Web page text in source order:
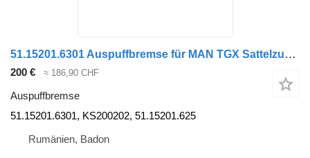
51.15201.6301 Auspuffbremse für MAN TGX Sattelzugmaschine
200 € ≈ 186,90 CHF
Auspuffbremse
51.15201.6301, KS200202, 51.15201.625
Rumänien, Badon